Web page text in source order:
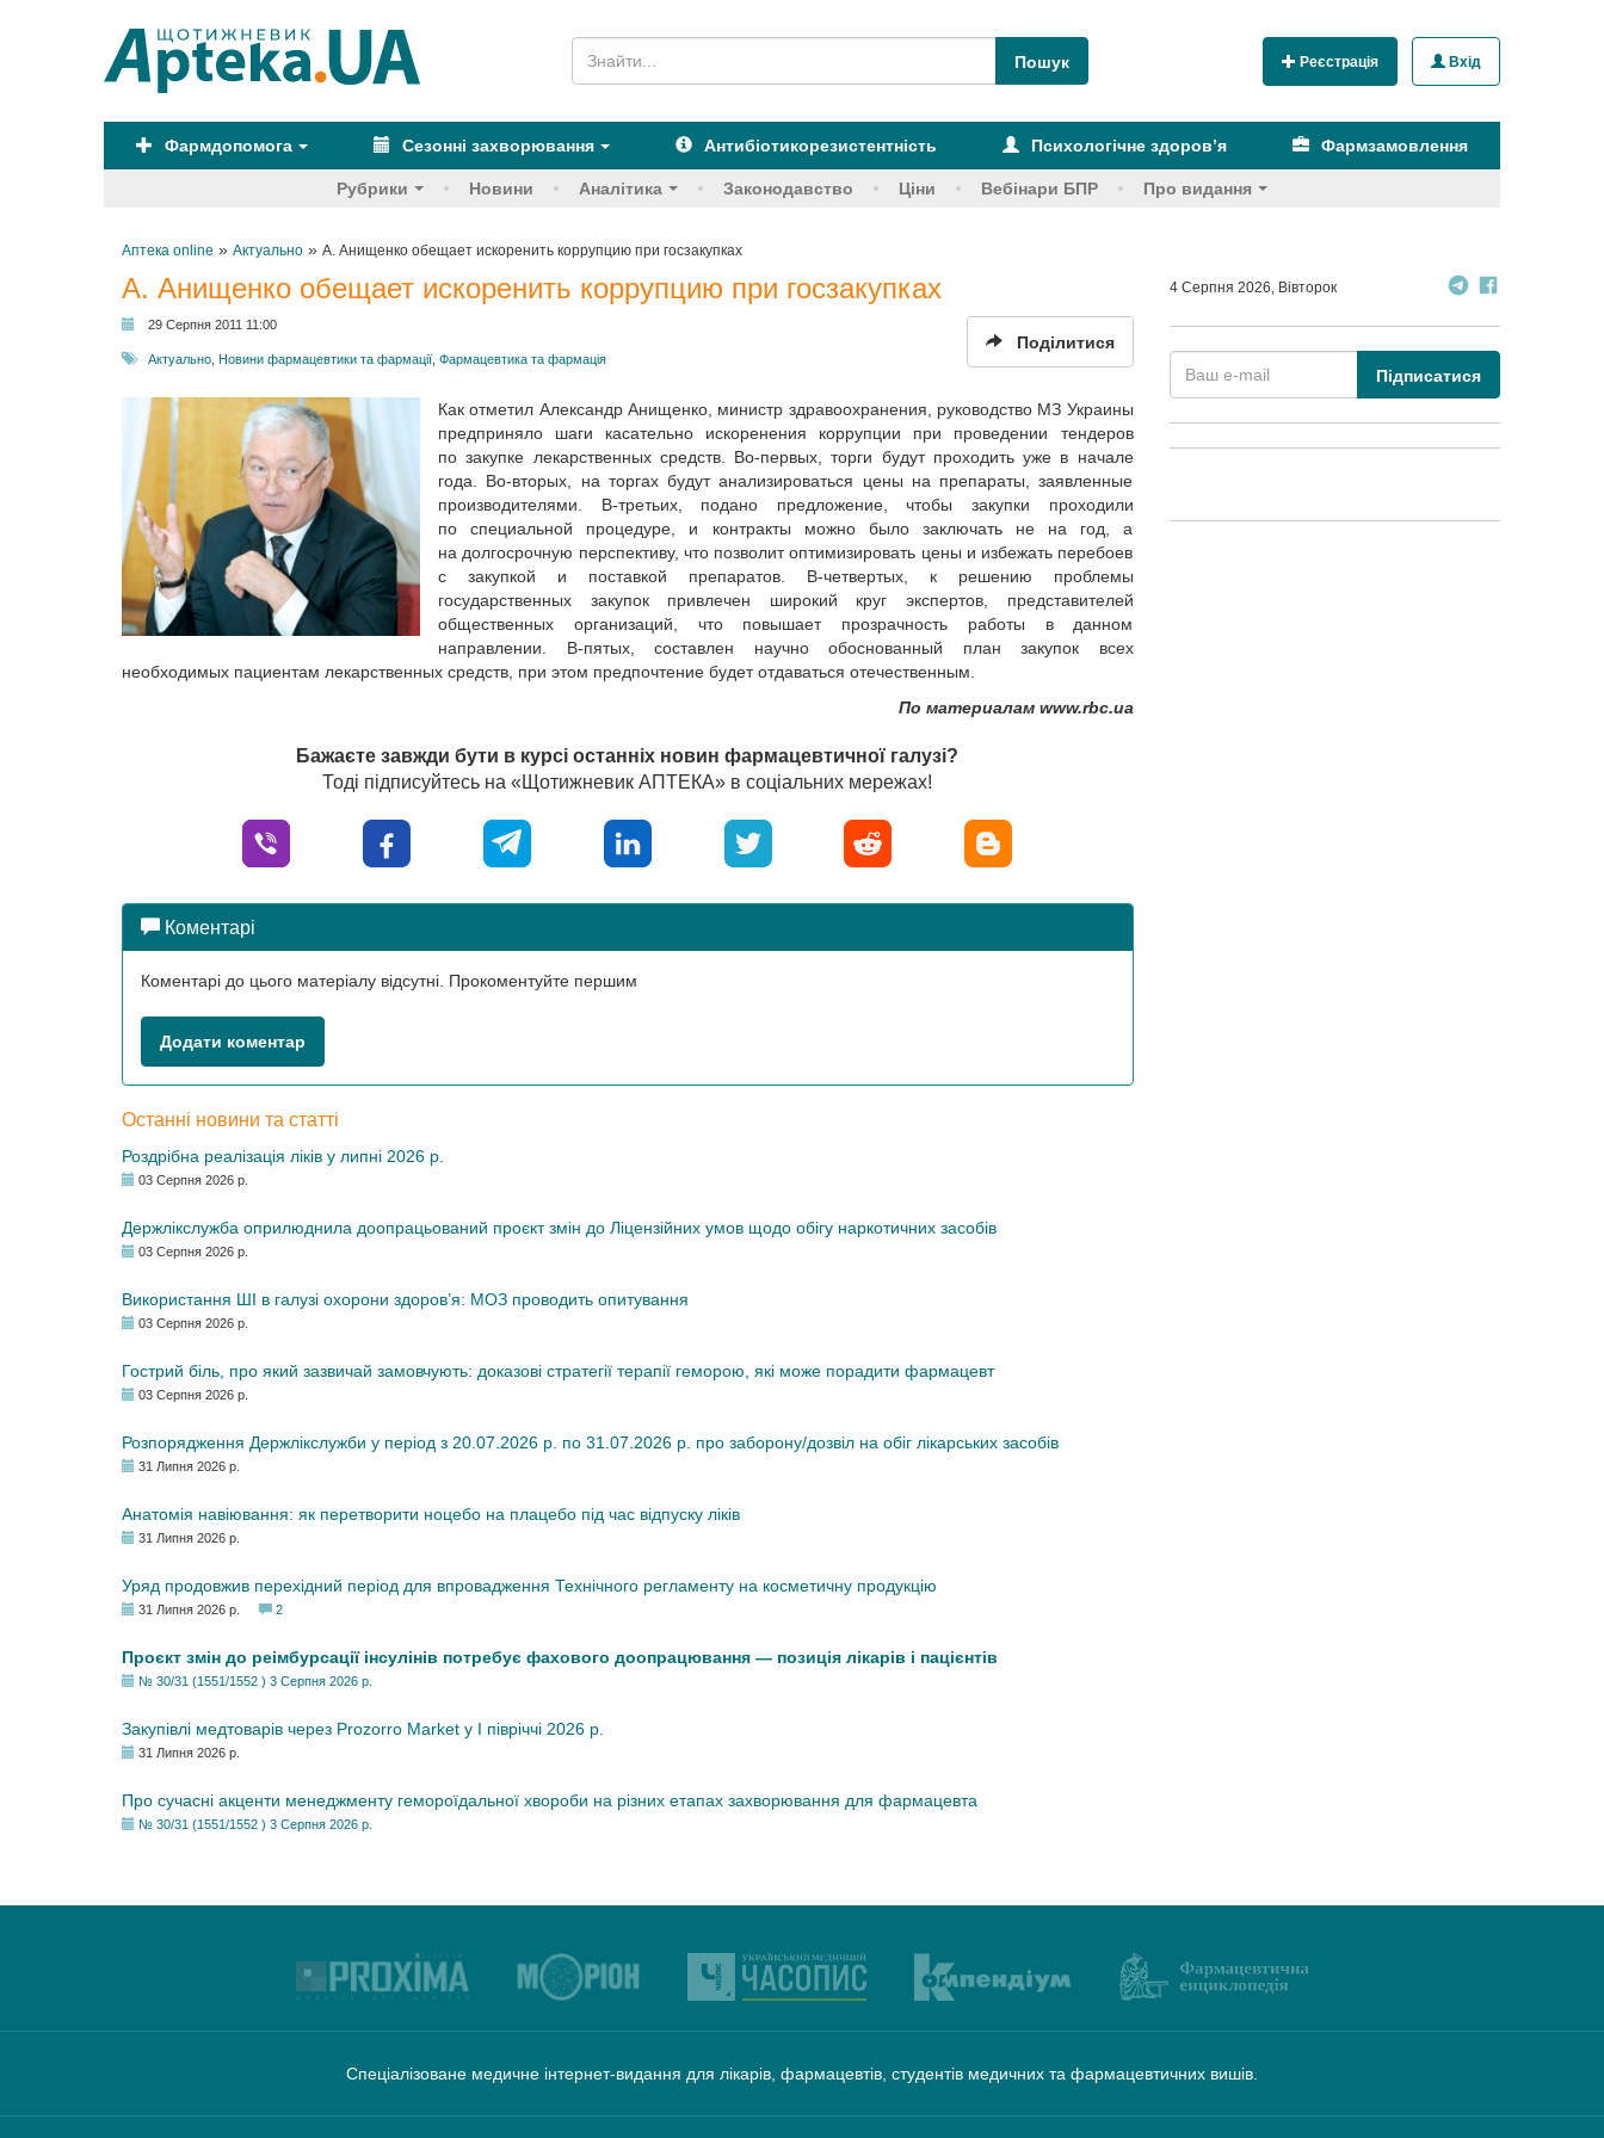
Реєстрація Вхід
Фармдопомога Сезонні захворювання Антибіотикорезистентність Психологічне здоров’я Фармзамовлення
Рубрики Новини Аналітика Законодавство Ціни Вебінари БПР Про видання
Аптека online » Актуально » А. Анищенко обещает искоренить коррупцию при госзакупках
А. Анищенко обещает искоренить коррупцию при госзакупках
29 Серпня 2011 11:00
Актуально Новини фармацевтики та фармації Фармацевтика та фармація
Поділитися
Как отметил Александр Анищенко, министр здравоохранения, руководство МЗ Украины
предприняло шаги касательно искоренения коррупции при проведении тендеров
по закупке лекарственных средств. Во-первых, торги будут проходить уже в начале
года. Во-вторых, на торгах будут анализироваться цены на препараты, заявленные
производителями. В-третьих, подано предложение, чтобы закупки проходили
по специальной процедуре, и контракты можно было заключать не на год, а
на долгосрочную перспективу, что позволит оптимизировать цены и избежать перебоев
с закупкой и поставкой препаратов. В-четвертых, к решению проблемы
государственных закупок привлечен широкий круг экспертов, представителей
общественных организаций, что повышает прозрачность работы в данном
направлении. В-пятых, составлен научно обоснованный план закупок всех
необходимых пациентам лекарственных средств, при этом предпочтение будет отдаваться отечественным.
По материалам www.rbc.ua
Бажаєте завжди бути в курсі останніх новин фармацевтичної галузі?
Тоді підписуйтесь на «Щотижневик АПТЕКА» в соціальних мережах!
Коментарі
Коментарі до цього матеріалу відсутні. Прокоментуйте першим
Додати коментар
Останні новини та статті
Роздрібна реалізація ліків у липні 2026 р.
03 Серпня 2026 р.
Держлікслужба оприлюднила доопрацьований проєкт змін до Ліцензійних умов щодо обігу наркотичних засобів
03 Серпня 2026 р.
Використання ШІ в галузі охорони здоров’я: МОЗ проводить опитування
03 Серпня 2026 р.
Гострий біль, про який зазвичай замовчують: доказові стратегії терапії геморою, які може порадити фармацевт
03 Серпня 2026 р.
Розпорядження Держлікслужби у період з 20.07.2026 р. по 31.07.2026 р. про заборону/дозвіл на обіг лікарських засобів
31 Липня 2026 р.
Анатомія навіювання: як перетворити ноцебо на плацебо під час відпуску ліків
31 Липня 2026 р.
Уряд продовжив перехідний період для впровадження Технічного регламенту на косметичну продукцію
31 Липня 2026 р. 2
Проєкт змін до реімбурсації інсулінів потребує фахового доопрацювання — позиція лікарів і пацієнтів
№ 30/31 (1551/1552 ) 3 Серпня 2026 р.
Закупівлі медтоварів через Prozorro Market у I півріччі 2026 р.
31 Липня 2026 р.
Про сучасні акценти менеджменту гемороїдальної хвороби на різних етапах захворювання для фармацевта
№ 30/31 (1551/1552 ) 3 Серпня 2026 р.
4 Серпня 2026, Вівторок
Підписатися
Спеціалізоване медичне інтернет-видання для лікарів, фармацевтів, студентів медичних та фармацевтичних вишів.